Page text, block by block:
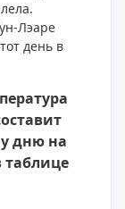
Лэаре
день в
дню на